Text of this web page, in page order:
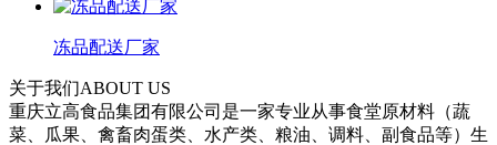
冻品配送厂家
关于我们ABOUT US
重庆立高食品集团有限公司是一家专业从事食堂原材料（蔬
菜、瓜果、禽畜肉蛋类、水产类、粮油、调料、副食品等）生